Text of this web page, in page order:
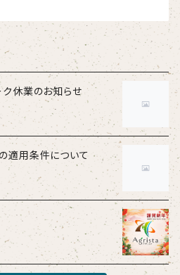
ク休業のお知らせ
適用条件について